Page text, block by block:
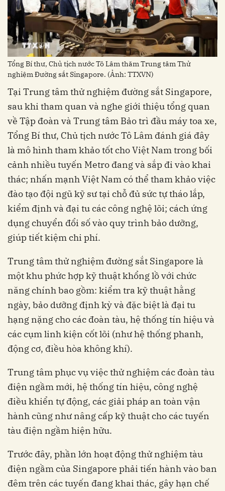
Tổng Bí thư, Chủ tịch nước Tô Lâm thăm Trung tâm Thử
nghiệm Đường sắt Singapore. (Ảnh: TTXVN)
Tại Trung tâm thử nghiệm đường sắt Singapore,
sau khi tham quan và nghe giới thiệu tổng quan
về Tập đoàn và Trung tâm Bảo trì đầu máy toa xe,
Tổng Bí thư, Chủ tịch nước Tô Lâm đánh giá đây
là mô hình tham khảo tốt cho Việt Nam trong bối
cảnh nhiều tuyến Metro đang và sắp đi vào khai
thác; nhấn mạnh Việt Nam có thể tham khảo việc
đào tạo đội ngũ kỹ sư tại chỗ đủ sức tự tháo lắp,
kiểm định và đại tu các công nghệ lõi; cách ứng
dụng chuyển đổi số vào quy trình bảo dưỡng,
giúp tiết kiệm chi phí.
Trung tâm thử nghiệm đường sắt Singapore là
một khu phức hợp kỹ thuật khổng lồ với chức
năng chính bao gồm: kiểm tra kỹ thuật hằng
ngày, bảo dưỡng định kỳ và đặc biệt là đại tu
hạng nặng cho các đoàn tàu, hệ thống tín hiệu và
các cụm linh kiện cốt lõi (như hệ thống phanh,
động cơ, điều hòa không khí).
Trung tâm phục vụ việc thử nghiệm các đoàn tàu
điện ngầm mới, hệ thống tín hiệu, công nghệ
điều khiển tự động, các giải pháp an toàn vận
hành cũng như nâng cấp kỹ thuật cho các tuyến
tàu điện ngầm hiện hữu.
Trước đây, phần lớn hoạt động thử nghiệm tàu
điện ngầm của Singapore phải tiến hành vào ban
đêm trên các tuyến đang khai thác, gây hạn chế